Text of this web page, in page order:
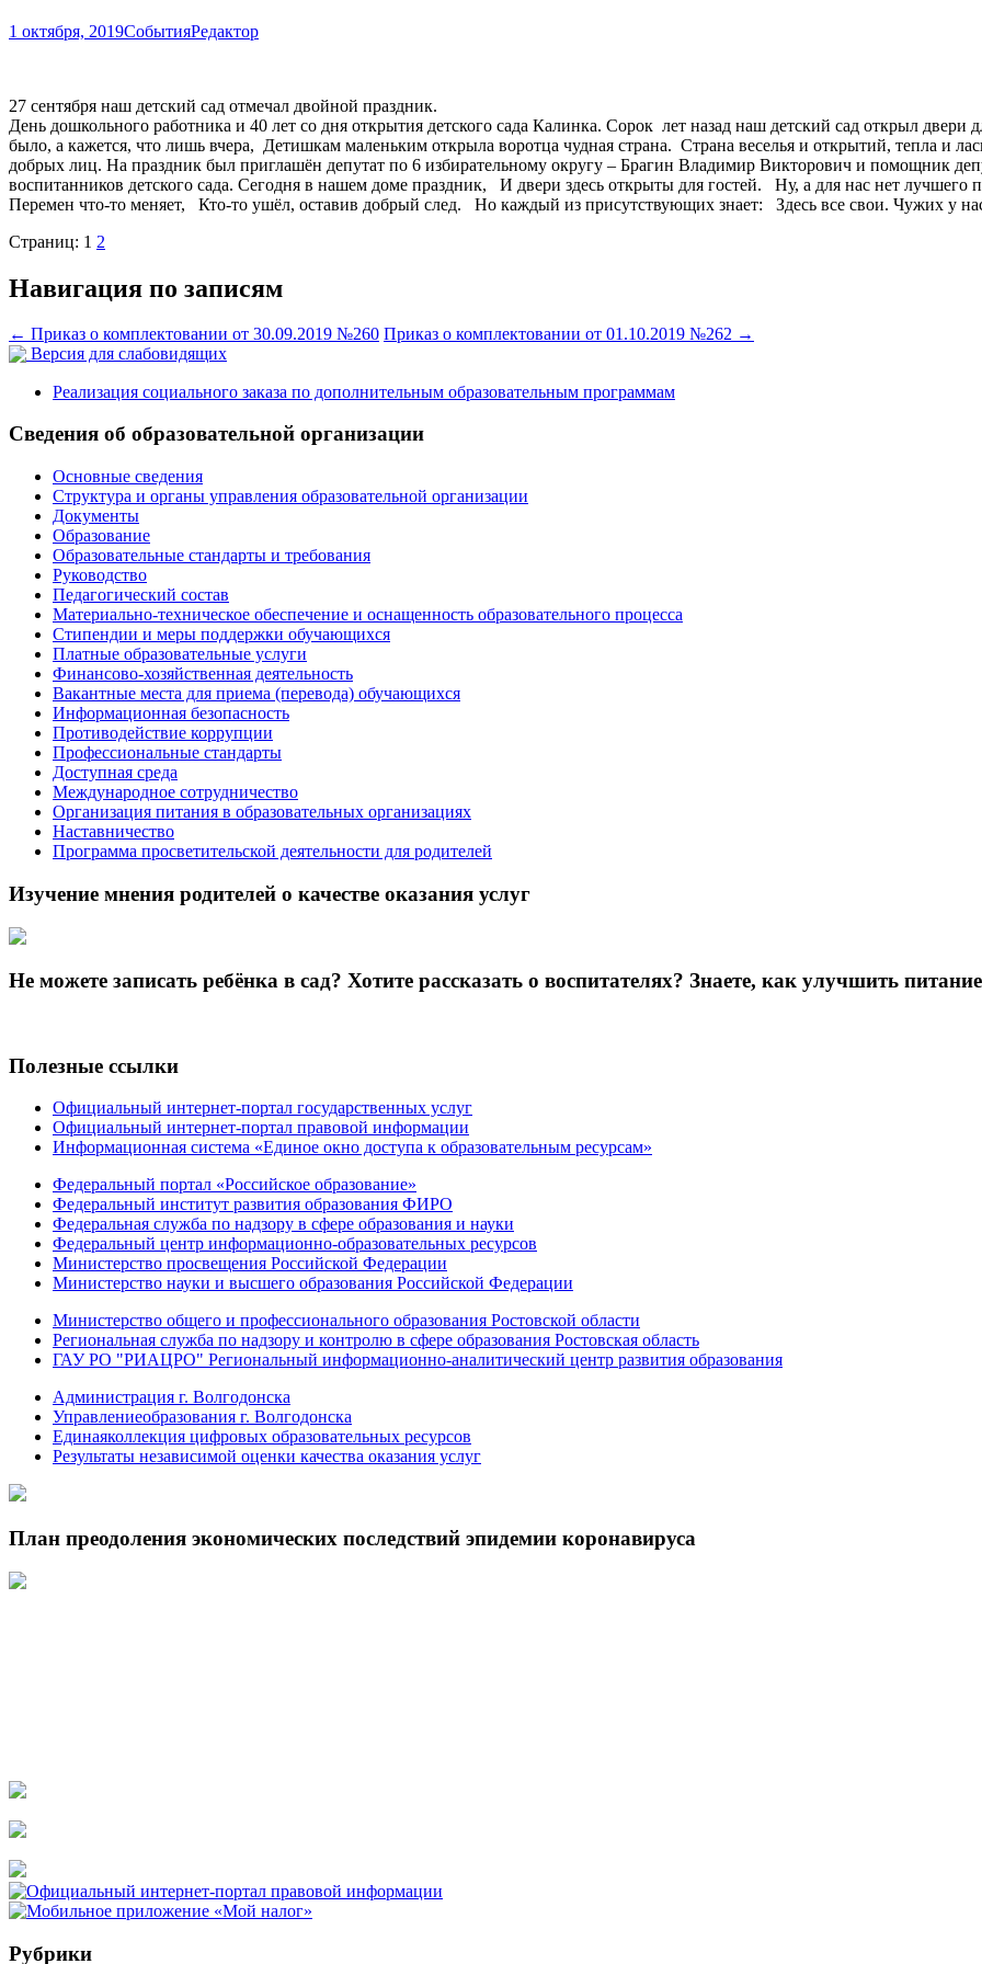
1 октября, 2019СобытияРедактор
27 сентября наш детский сад отмечал двойной праздник.
День дошкольного работника и 40 лет со дня открытия детского сада Калинка. Сорок лет назад наш детский сад открыл
было, а кажется, что лишь вчера, Детишкам маленьким открыла воротца чудная страна. Страна веселья и открытий, тепла и
добрых лиц. На праздник был приглашён депутат по 6 избирательному округу – Брагин Владимир Викторович и помощник
воспитанников детского сада. Сегодня в нашем доме праздник, И двери здесь открыты для гостей. Ну, а для нас нет
Перемен что-то меняет, Кто-то ушёл, оставив добрый след. Но каждый из присутствующих знает: Здесь все свои. Чужих у нас
Страниц: 1 2
Навигация по записям
← Приказ о комплектовании от 30.09.2019 №260 Приказ о комплектовании от 01.10.2019 №262 →
Версия для слабовидящих
Реализация социального заказа по дополнительным образовательным программам
Сведения об образовательной организации
Основные сведения
Структура и органы управления образовательной организации
Документы
Образование
Образовательные стандарты и требования
Руководство
Педагогический состав
Материально-техническое обеспечение и оснащенность образовательного процесса
Стипендии и меры поддержки обучающихся
Платные образовательные услуги
Финансово-хозяйственная деятельность
Вакантные места для приема (перевода) обучающихся
Информационная безопасность
Противодействие коррупции
Профессиональные стандарты
Доступная среда
Международное сотрудничество
Организация питания в образовательных организациях
Наставничество
Программа просветительской деятельности для родителей
Изучение мнения родителей о качестве оказания услуг
Не можете записать ребёнка в сад? Хотите рассказать о воспитателях? Знаете, как улучшить
Полезные ссылки
Официальный интернет-портал государственных услуг
Официальный интернет-портал правовой информации
Информационная система «Единое окно доступа к образовательным ресурсам»
Федеральный портал «Российское образование»
Федеральный институт развития образования ФИРО
Федеральная служба по надзору в сфере образования и науки
Федеральный центр информационно-образовательных ресурсов
Министерство просвещения Российской Федерации
Министерство науки и высшего образования Российской Федерации
Министерство общего и профессионального образования Ростовской области
Региональная служба по надзору и контролю в сфере образования Ростовская область
ГАУ РО "РИАЦРО" Региональный информационно-аналитический центр развития образования
Администрация г. Волгодонска
Управлениеобразования г. Волгодонска
Единаяколлекция цифровых образовательных ресурсов
Результаты независимой оценки качества оказания услуг
План преодоления экономических последствий эпидемии коронавируса
Рубрики